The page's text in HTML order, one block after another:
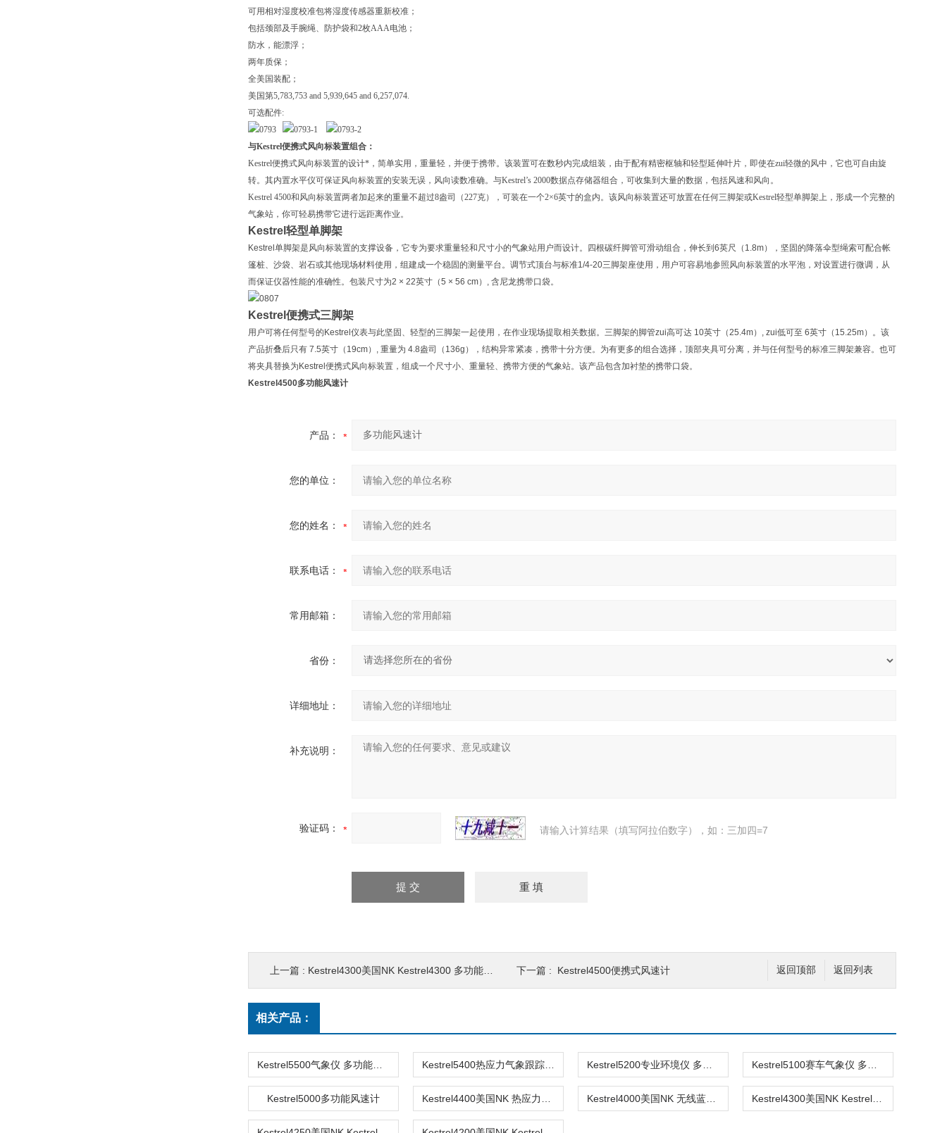
可用相对湿度校准包将湿度传感器重新校准 ；
包括颈部及手腕绳、防护袋和2枚AAA电池 ；
防水，能漂浮 ；
两年质保 ；
全美国装配 ；
美国第5,783,753 and 5,939,645 and 6,257,074.
可选配件:
与Kestrel便携式风向标装置组合：
Kestrel便携式风向标装置的设计*，简单实用，重量轻，并便于携带。该装置可在数秒内完成组装，由于配有精密枢轴和轻型延伸叶片，即使在zui轻微的风中，它也可自由旋
转。其内置水平仪可保证风向标装置的安装无误，风向读数准确。与Kestrel’s 2000数据点存储器组合，可收集到大量的数据，包括风速和风向。
Kestrel 4500和风向标装置两者加起来的重量不超过8盎司（227克），可装在一个2×6英寸的盒内。该风向标装置还可放置在任何三脚架或Kestrel轻型单脚架上，形成一个完整的
气象站，你可轻易携带它进行远距离作业。
Kestrel 轻型单脚架
Kestrel单脚架是风向标装置的支撑设备，它专为要求重量轻和尺寸小的气象站用户而设计。四根碳纤脚管可滑动组合，伸长到6英尺（1.8m），坚固的降落伞型绳索可配合帐
篷桩、沙袋、岩石或其他现场材料使用，组建成一个稳固的测量平台。调节式顶台与标准1/4-20三脚架座使用，用户可容易地参照风向标装置的水平泡，对设置进行微调，从
而保证仪器性能的准确性。包装尺寸为2 × 22英寸（5 × 56 cm）, 含尼龙携带口袋。
Kestrel 便携式三脚架
用户可将任何型号的Kestrel仪表与此坚固、轻型的三脚架一起使用，在作业现场提取相关数据。三脚架的脚管zui高可达 10英寸（25.4m）, zui低可至 6英寸（15.25m）。该
产品折叠后只有 7.5英寸（19cm）, 重量为 4.8盎司（136g），结构异常紧凑，携带十分方便。为有更多的组合选择，顶部夹具可分离，并与任何型号的标准三脚架兼容。也可
将夹具替换为Kestrel便携式风向标装置，组成一个尺寸小、重量轻、携带方便的气象站。该产品包含加衬垫的携带口袋。
Kestrel4500多功能风速计
产品：
您的单位：
您的姓名：
联系电话：
常用邮箱：
省份：
详细地址：
补充说明：
验证码： 请输入计算结果（填写阿拉伯数字），如：三加四=7
返回列表
返回顶部
上一篇 : Kestrel4300美国NK Kestrel4300 多功能风速计 下一篇 : Kestrel4500便携式风速计
相关产品：
Kestrel5000多功能风速计